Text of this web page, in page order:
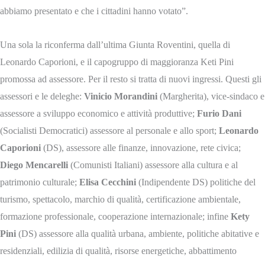
abbiamo presentato e che i cittadini hanno votato”.
Una sola la riconferma dall’ultima Giunta Roventini, quella di
Leonardo Caporioni, e il capogruppo di maggioranza Keti Pini
promossa ad assessore. Per il resto si tratta di nuovi ingressi. Questi gli
assessori e le deleghe: Vinicio Morandini (Margherita), vice-sindaco e
assessore a sviluppo economico e attività produttive; Furio Dani
(Socialisti Democratici) assessore al personale e allo sport; Leonardo
Caporioni (DS), assessore alle finanze, innovazione, rete civica;
Diego Mencarelli (Comunisti Italiani) assessore alla cultura e al
patrimonio culturale; Elisa Cecchini (Indipendente DS) politiche del
turismo, spettacolo, marchio di qualità, certificazione ambientale,
formazione professionale, cooperazione internazionale; infine Kety
Pini (DS) assessore alla qualità urbana, ambiente, politiche abitative e
residenziali, edilizia di qualità, risorse energetiche, abbattimento